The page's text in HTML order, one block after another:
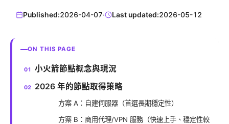
Published:2026-04-07· Last updated:2026-05-12
ON THIS PAGE
小火箭節點概念與現況
2026 年的節點取得策略
方案 A：自建伺服器（首選長期穩定性）
方案 B：商用代理/VPN 服務（快速上手、穩定性較